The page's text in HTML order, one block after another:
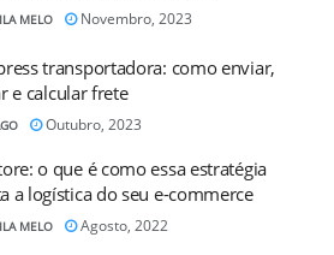
MELO Novembro, 2023
transportadora: como enviar,
e calcular frete
Outubro, 2023
o que é como essa estratégia
a logística do seu e-commerce
MELO Agosto, 2022